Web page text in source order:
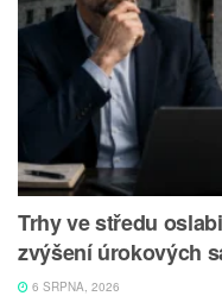
Trhy ve středu
zvýšení úrokových
6 SRPNA, 2026